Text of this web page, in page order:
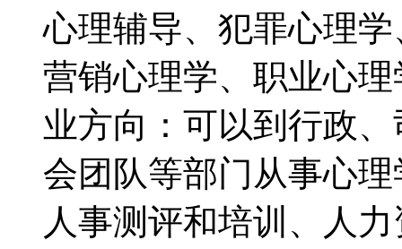
心理辅导、犯罪心理
营销心理学、职业心
业方向：可以到行政
会团队等部门从事心
人事测评和培训、人